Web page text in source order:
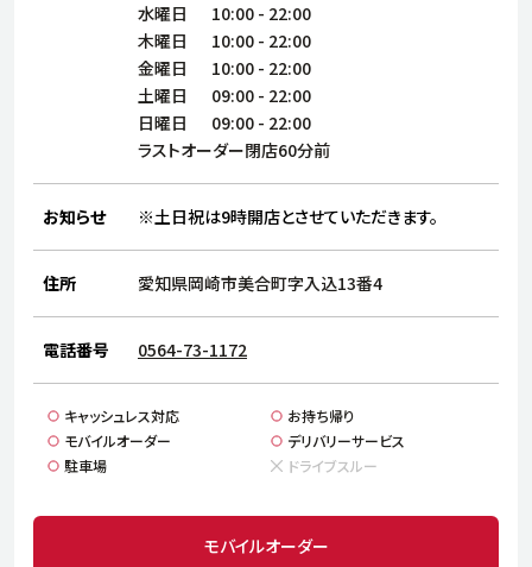
株主・投資家情報
サステナビリティ
ブランド
店舗検索
店舗一覧
採用情報
よくある質問・お問い合わせ
日本語 English 简体中文
水曜日
10:00 - 22:00
木曜日
10:00 - 22:00
金曜日
10:00 - 22:00
土曜日
09:00 - 22:00
日曜日
09:00 - 22:00
ラストオーダー閉店60分前
お知らせ ※土日祝は9時開店とさせていただきます。
住所 愛知県岡崎市美合町字入込13番4
電話番号 0564-73-1172
キャッシュレス対応
お持ち帰り
モバイルオーダー
デリバリーサービス
駐車場
ドライブスルー
モバイルオーダー